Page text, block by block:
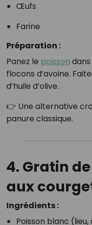
Œufs
Farine
Préparation :
Panez le poisson
flocons d’avoine.
d’huile d’olive.
👉 Une alternative
panure classique.
4. Gratin
aux
Ingrédients :
Poisson blanc